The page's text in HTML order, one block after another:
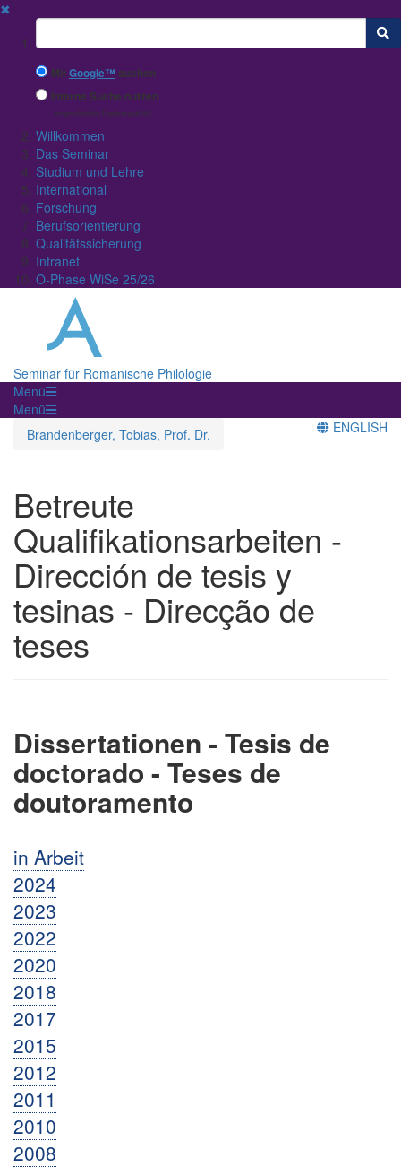
✖
Suchbegriff
MitGoogle™ suchen
Interne Suche nutzen
(eingeschränkte Ergebnisqualität)
Willkommen
Das Seminar
Studium und Lehre
International
Forschung
Berufsorientierung
Qualitätssicherung
Intranet
O-Phase WiSe 25/26
Seminar für Romanische Philologie
Menü
Menü
Brandenberger, Tobias, Prof. Dr.
ENGLISH
Betreute
Qualifikationsarbeiten -
Dirección de tesis y
tesinas - Direcção de
teses
Dissertationen - Tesis de
doctorado - Teses de
doutoramento
in Arbeit
2024
2023
2022
2020
2018
2017
2015
2012
2011
2010
2008